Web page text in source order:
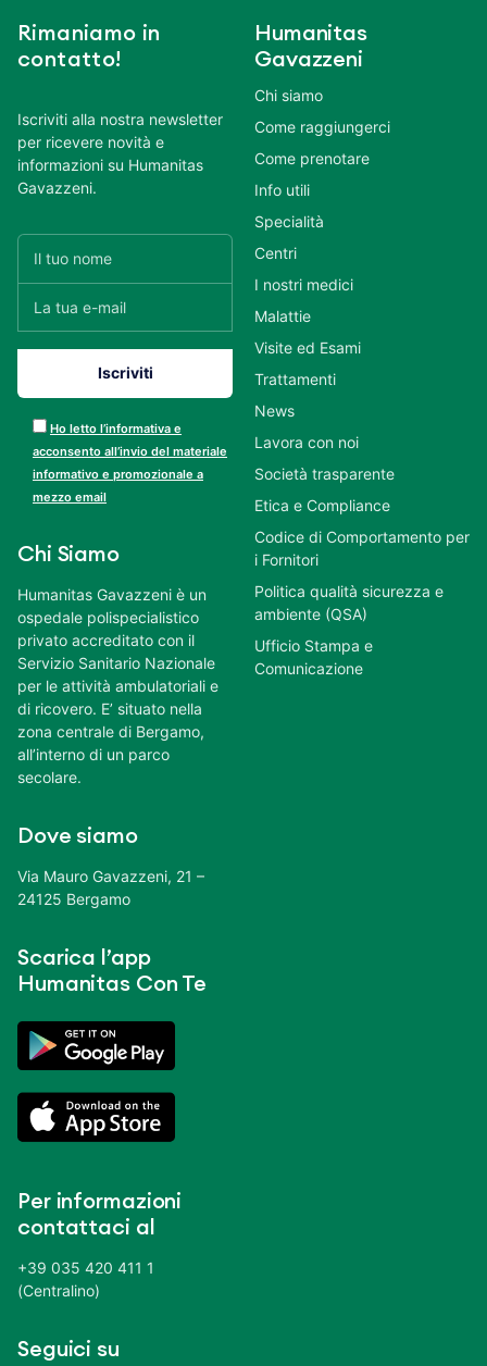
Rimaniamo in
contatto!
Iscriviti alla nostra newsletter
per ricevere novità e
informazioni su Humanitas
Gavazzeni.
Ho letto l’informativa e
acconsento all’invio del materiale
informativo e promozionale a
mezzo email
Chi Siamo
Humanitas Gavazzeni è un
ospedale polispecialistico
privato accreditato con il
Servizio Sanitario Nazionale
per le attività ambulatoriali e
di ricovero. E’ situato nella
zona centrale di Bergamo,
all’interno di un parco
secolare.
Dove siamo
Via Mauro Gavazzeni, 21 –
24125 Bergamo
Scarica l’app
Humanitas Con Te
Per informazioni
contattaci al
+39 035 420 411 1
(Centralino)
Seguici su
Humanitas
Gavazzeni
Chi siamo
Come raggiungerci
Come prenotare
Info utili
Specialità
Centri
I nostri medici
Malattie
Visite ed Esami
Trattamenti
News
Lavora con noi
Società trasparente
Etica e Compliance
Codice di Comportamento per
i Fornitori
Politica qualità sicurezza e
ambiente (QSA)
Ufficio Stampa e
Comunicazione